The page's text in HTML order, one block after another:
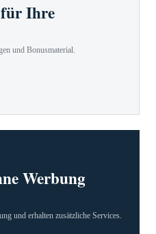
Ihre
und Bonusmaterial.
Werbung
und erhalten zusätzliche Services.